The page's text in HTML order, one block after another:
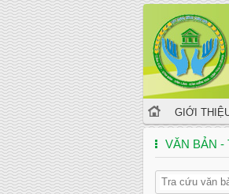
GIỚI
VĂN BẢN -